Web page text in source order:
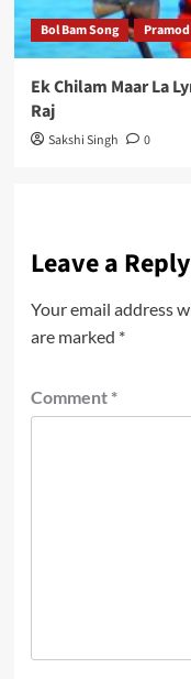
Bol Bam Song
Ek Chilam Maar La
Raj
Sakshi Singh 0
Leave a Reply
Your email address
are marked *
Comment *